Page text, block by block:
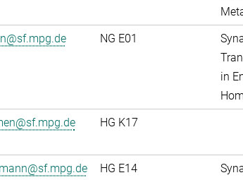
NG E01
in
HG K17
HG E14